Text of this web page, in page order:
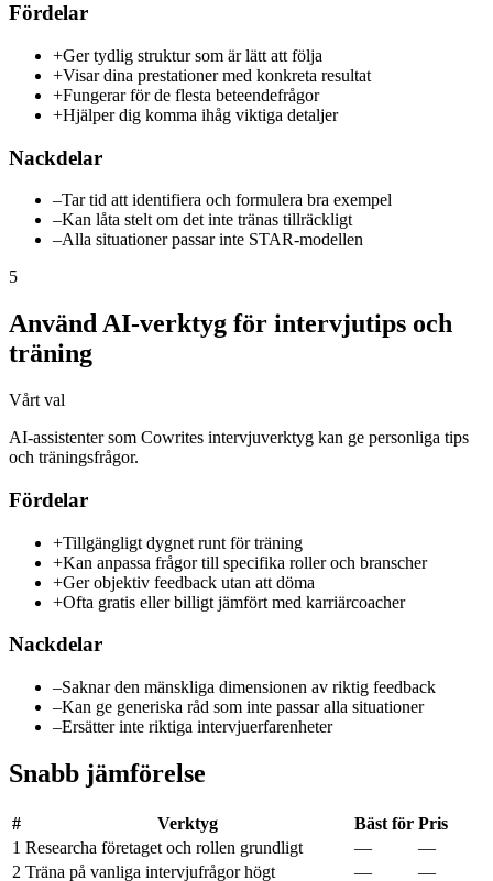
Fördelar
+Ger tydlig struktur som är lätt att följa
+Visar dina prestationer med konkreta resultat
+Fungerar för de flesta beteendefrågor
+Hjälper dig komma ihåg viktiga detaljer
Nackdelar
–Tar tid att identifiera och formulera bra exempel
–Kan låta stelt om det inte tränas tillräckligt
–Alla situationer passar inte STAR-modellen
5
Använd AI-verktyg för intervjutips och
träning
Vårt val
AI-assistenter som Cowrites intervjuverktyg kan ge personliga tips
och träningsfrågor.
Fördelar
+Tillgängligt dygnet runt för träning
+Kan anpassa frågor till specifika roller och branscher
+Ger objektiv feedback utan att döma
+Ofta gratis eller billigt jämfört med karriärcoacher
Nackdelar
–Saknar den mänskliga dimensionen av riktig feedback
–Kan ge generiska råd som inte passar alla situationer
–Ersätter inte riktiga intervjuerfarenheter
Snabb jämförelse
# Verktyg Bäst för Pris
1 Researcha företaget och rollen grundligt —
—
2 Träna på vanliga intervjufrågor högt —
—